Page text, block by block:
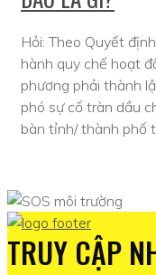
Hỏi: Theo Quyết
hành quy chế hoạt
phương phải thành
phó sự cố tràn dầu
bàn tỉnh/ thành phố
TRUY CẬP